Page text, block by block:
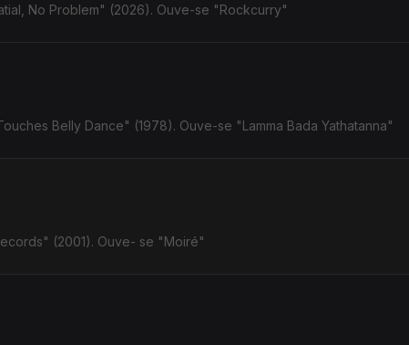
No Problem" (2026). Ouve-se "Rockcurry"
Belly Dance" (1978). Ouve-se "Lamma Bada Yathatanna"
(2001). Ouve- se "Moiré"